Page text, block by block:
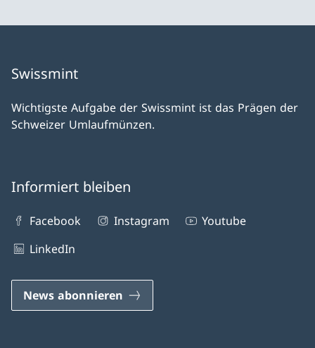
Swissmint
Wichtigste Aufgabe der Swissmint ist das Prägen der
Schweizer Umlaufmünzen.
Informiert bleiben
Facebook Instagram
Youtube
LinkedIn
News abonnieren